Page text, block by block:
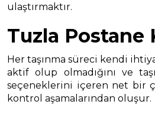
ulaştırmaktır.
Tuzla Postane
Her taşınma süreci kendi
aktif olup olmadığını ve
seçeneklerini içeren net bir
kontrol aşamalarından oluşur.